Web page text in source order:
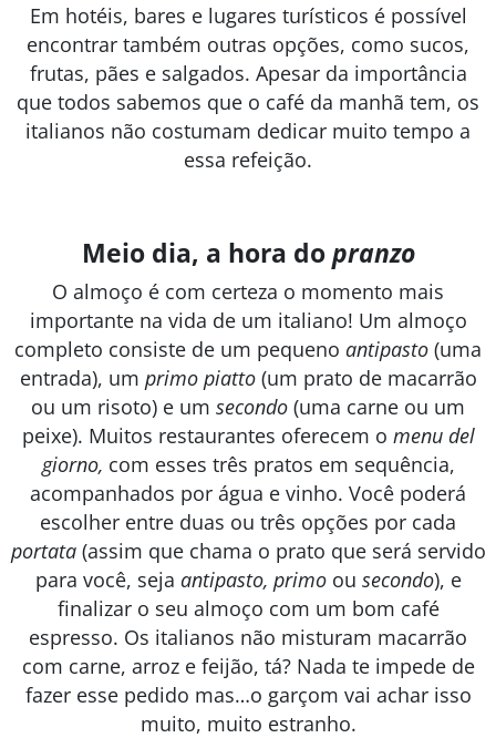
Em hotéis, bares e lugares turísticos é possível
encontrar também outras opções, como sucos,
frutas, pães e salgados. Apesar da importância
que todos sabemos que o café da manhã tem, os
italianos não costumam dedicar muito tempo a
essa refeição.
Meio dia, a hora dopranzo
O almoço é com certeza o momento mais
importante na vida de um italiano! Um almoço
completo consiste de um pequeno antipasto (uma
entrada), um primo piatto (um prato de macarrão
ou um risoto) e um secondo (uma carne ou um
peixe). Muitos restaurantes oferecem o menu del
giorno, com esses três pratos em sequência,
acompanhados por água e vinho. Você poderá
escolher entre duas ou três opções por cada
portata (assim que chama o prato que será servido
para você, seja antipasto, primo ou secondo), e
finalizar o seu almoço com um bom café
espresso. Os italianos não misturam macarrão
com carne, arroz e feijão, tá? Nada te impede de
fazer esse pedido mas…o garçom vai achar isso
muito, muito estranho.